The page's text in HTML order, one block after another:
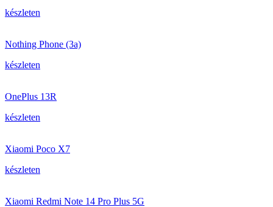
készleten
Nothing Phone (3a)
készleten
OnePlus 13R
készleten
Xiaomi Poco X7
készleten
Xiaomi Redmi Note 14 Pro Plus 5G